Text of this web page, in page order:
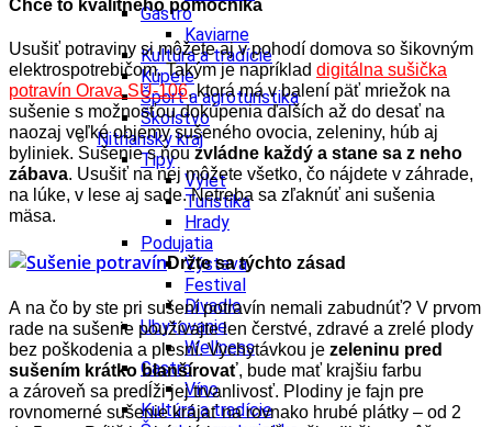
Gastro
Kaviarne
Kultúra a tradície
Kúpele
Šport a agroturistika
Školstvo
Nitriansky kraj
Tipy
Výlet
Turistika
Hrady
Podujatia
Výstava
Festival
Divadlo
Ubytovanie
Wellness
Gastro
Víno
Kultúra a tradície
Chce to kvalitného pomocníka
Usušiť potraviny si môžete aj v pohodí domova so šikovným
elektrospotrebičom. Takým je napríklad digitálna sušička
potravín Orava SU-106, ktorá má v balení päť mriežok na
sušenie s možnosťou dokúpenia ďalších až do desať na
naozaj veľké objemy sušeného ovocia, zeleniny, húb aj
byliniek. Sušenie s ňouzvládne každý a stane sa z neho
zábava. Usušiť na nej môžete všetko, čo nájdete v záhrade,
na lúke, v lese aj sade. Netreba sa zľaknúť ani sušenia
mäsa.
Držte sa týchto zásad
A na čo by ste pri sušení potravín nemali zabudnúť? V prvom
rade na sušenie používajte len čerstvé, zdravé a zrelé plody
bez poškodenia a plesní. Vychytávkou je zeleninu pred
sušením krátko blanšírovať, bude mať krajšiu farbu
a zároveň sa predĺži jej trvanlivosť. Plodiny je fajn pre
rovnomerné sušenie krájať na rovnako hrubé plátky – od 2